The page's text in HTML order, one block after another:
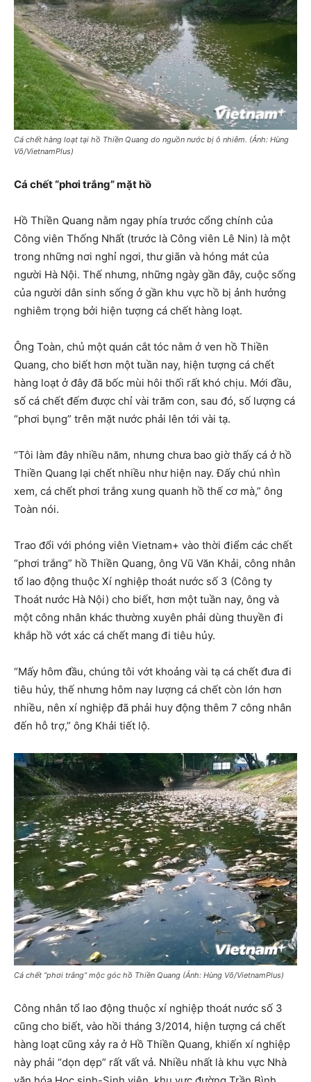
Cá chết hàng loạt tại hồ Thiền Quang do nguồn nước bị ô nhiễm. (Ảnh: Hùng
Võ/VietnamPlus)
Cá chết “phơi trắng” mặt hồ
Hồ Thiền Quang nằm ngay phía trước cổng chính của
Công viên Thống Nhất (trước là Công viên Lê Nin) là một
trong những nơi nghỉ ngơi, thư giãn và hóng mát của
người Hà Nội. Thế nhưng, những ngày gần đây, cuộc sống
của người dân sinh sống ở gần khu vực hồ bị ảnh hưởng
nghiêm trọng bởi hiện tượng cá chết hàng loạt.
Ông Toàn, chủ một quán cắt tóc nằm ở ven hồ Thiền
Quang, cho biết hơn một tuần nay, hiện tượng cá chết
hàng loạt ở đây đã bốc mùi hôi thối rất khó chịu. Mới đầu,
số cá chết đếm được chỉ vài trăm con, sau đó, số lượng cá
“phơi bụng” trên mặt nước phải lên tới vài tạ.
“Tôi làm đây nhiều năm, nhưng chưa bao giờ thấy cá ở hồ
Thiền Quang lại chết nhiều như hiện nay. Đấy chú nhìn
xem, cá chết phơi trắng xung quanh hồ thế cơ mà,” ông
Toàn nói.
Trao đổi với phóng viên Vietnam+ vào thời điểm các chết
“phơi trắng” hồ Thiền Quang, ông Vũ Văn Khải, công nhân
tổ lao động thuộc Xí nghiệp thoát nước số 3 (Công ty
Thoát nước Hà Nội) cho biết, hơn một tuần nay, ông và
một công nhân khác thường xuyên phải dùng thuyền đi
khắp hồ vớt xác cá chết mang đi tiêu hủy.
“Mấy hôm đầu, chúng tôi vớt khoảng vài tạ cá chết đưa đi
tiêu hủy, thế nhưng hôm nay lượng cá chết còn lớn hơn
nhiều, nên xí nghiệp đã phải huy động thêm 7 công nhân
đến hỗ trợ,” ông Khải tiết lộ.
Cá chết “phơi trắng” mộc góc hồ Thiền Quang (Ảnh: Hùng Võ/VietnamPlus)
Công nhân tổ lao động thuộc xí nghiệp thoát nước số 3
cũng cho biết, vào hồi tháng 3/2014, hiện tượng cá chết
hàng loạt cũng xảy ra ở Hồ Thiền Quang, khiến xí nghiệp
này phải “dọn dẹp” rất vất vả. Nhiều nhất là khu vực Nhà